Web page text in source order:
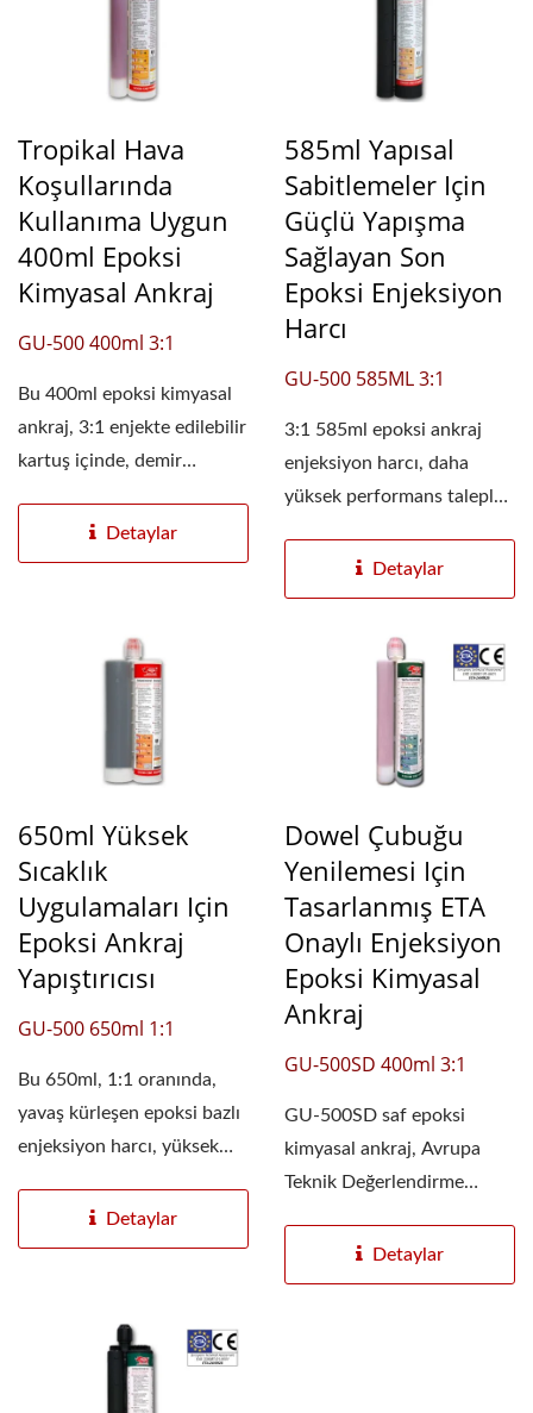
Tropikal Hava
Koşullarında
Kullanıma Uygun
400ml Epoksi
Kimyasal Ankraj
GU-500 400ml 3:1
Bu 400ml epoksi kimyasal
ankraj, 3:1 enjekte edilebilir
kartuş içinde, demir
Detaylar
585ml Yapısal
Sabitlemeler Için
Güçlü Yapışma
Sağlayan Son
Epoksi Enjeksiyon
Harcı
GU-500 585ML 3:1
3:1 585ml epoksi ankraj
enjeksiyon harcı, daha
yüksek performans talepleri
Detaylar
650ml Yüksek
Sıcaklık
Uygulamaları Için
Epoksi Ankraj
Yapıştırıcısı
GU-500 650ml 1:1
Bu 650ml, 1:1 oranında,
yavaş kürleşen epoksi bazlı
enjeksiyon harcı, yüksek
Detaylar
Dowel Çubuğu
Yenilemesi Için
Tasarlanmış ETA
Onaylı Enjeksiyon
Epoksi Kimyasal
Ankraj
GU-500SD 400ml 3:1
GU-500SD saf epoksi
kimyasal ankraj, Avrupa
Teknik Değerlendirme
başarıyla...
Detaylar